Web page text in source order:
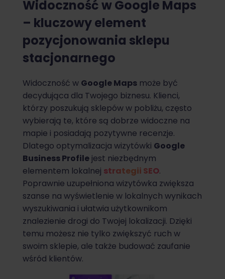
Widoczność w Google Maps
– kluczowy element
pozycjonowania sklepu
stacjonarnego
Widoczność w Google Maps może być
decydująca dla Twojego biznesu. Klienci,
którzy poszukują sklepów w pobliżu, często
wybierają te, które są dobrze widoczne na
mapie i posiadają pozytywne recenzje.
Dlatego optymalizacja wizytówki Google
Business Profile jest niezbędnym
elementem lokalnej strategii SEO.
Poprawnie uzupełniona wizytówka zwiększa
szanse na wyświetlenie w lokalnych wynikach
wyszukiwania i ułatwia użytkownikom
znalezienie drogi do Twojej lokalizacji. Dzięki
temu możesz nie tylko zwiększyć ruch w
swoim sklepie, ale także budować zaufanie
wśród klientów.